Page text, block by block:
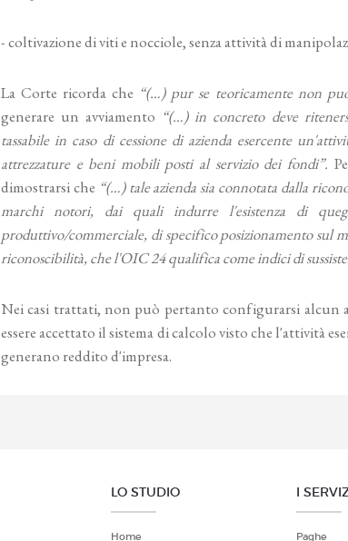
- coltivazione di viti e nocciole, senza attività di
La Corte ricorda che “(…) pur se teoricamente non
generare un avviamento “(…) in concreto deve
tassabile in caso di cessione di azienda esercente
attrezzature e beni mobili posti al servizio dei fondi”.
dimostrarsi che “(…) tale azienda sia connotata dalla
marchi notori, dai quali indurre l'esistenza di
produttivo/commerciale, di specifico posizionamento sul
riconoscibilità, che l'OIC 24 qualifica come indici di
Nei casi trattati, non può pertanto configurarsi alcun
essere accettato il sistema di calcolo visto che l'attività
generano reddito d'impresa.
LO STUDIO
Home
I
Paghe